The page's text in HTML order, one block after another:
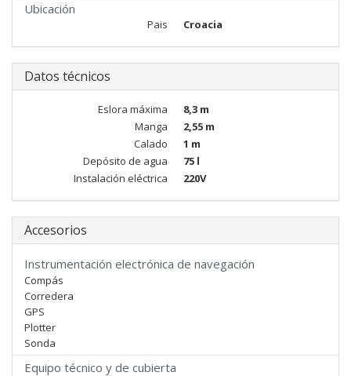
Ubicación
Pais Croacia
Datos técnicos
Eslora máxima
8,3 m
Manga
2,55 m
Calado
1 m
Depósito de agua
75 l
Instalación eléctrica
220V
Accesorios
Instrumentación electrónica de navegación
Compás
Corredera
GPS
Plotter
Sonda
Equipo técnico y de cubierta